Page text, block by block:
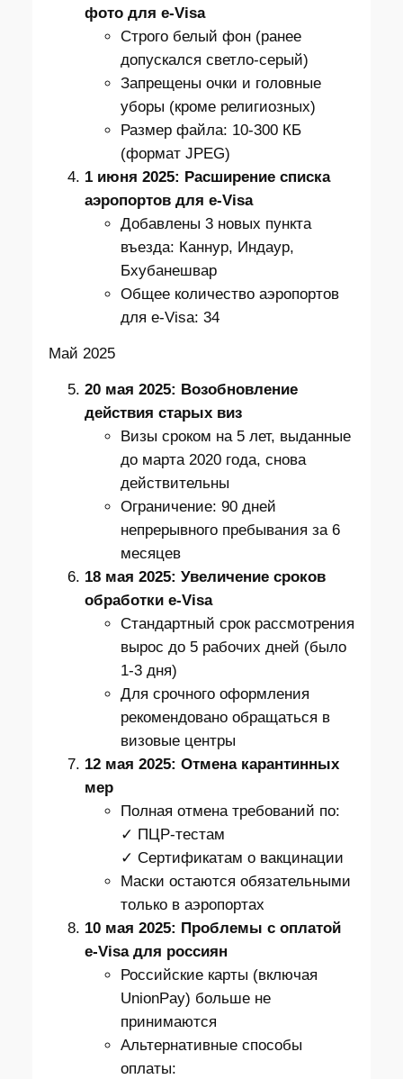
фото для e-Visa
Строго белый фон (ранее
допускался светло-серый)
Запрещены очки и головные
уборы (кроме религиозных)
Размер файла: 10-300 КБ
(формат JPEG)
1 июня 2025: Расширение списка
аэропортов для e-Visa
Добавлены 3 новых пункта
въезда: Каннур, Индаур,
Бхубанешвар
Общее количество аэропортов
для e-Visa: 34
Май 2025
20 мая 2025: Возобновление
действия старых виз
Визы сроком на 5 лет, выданные
до марта 2020 года, снова
действительны
Ограничение: 90 дней
непрерывного пребывания за 6
месяцев
18 мая 2025: Увеличение сроков
обработки e-Visa
Стандартный срок рассмотрения
вырос до 5 рабочих дней (было
1-3 дня)
Для срочного оформления
рекомендовано обращаться в
визовые центры
12 мая 2025: Отмена карантинных
мер
Полная отмена требований по:
✓ ПЦР-тестам
✓ Сертификатам о вакцинации
Маски остаются обязательными
только в аэропортах
10 мая 2025: Проблемы с оплатой
e-Visa для россиян
Российские карты (включая
UnionPay) больше не
принимаются
Альтернативные способы
оплаты: